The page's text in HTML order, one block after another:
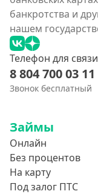
банкротства и
нашем
Телефон для связи
8 804 700 03 11
Звонок бесплатный
Займы
Онлайн
Без процентов
На карту
Под залог ПТС